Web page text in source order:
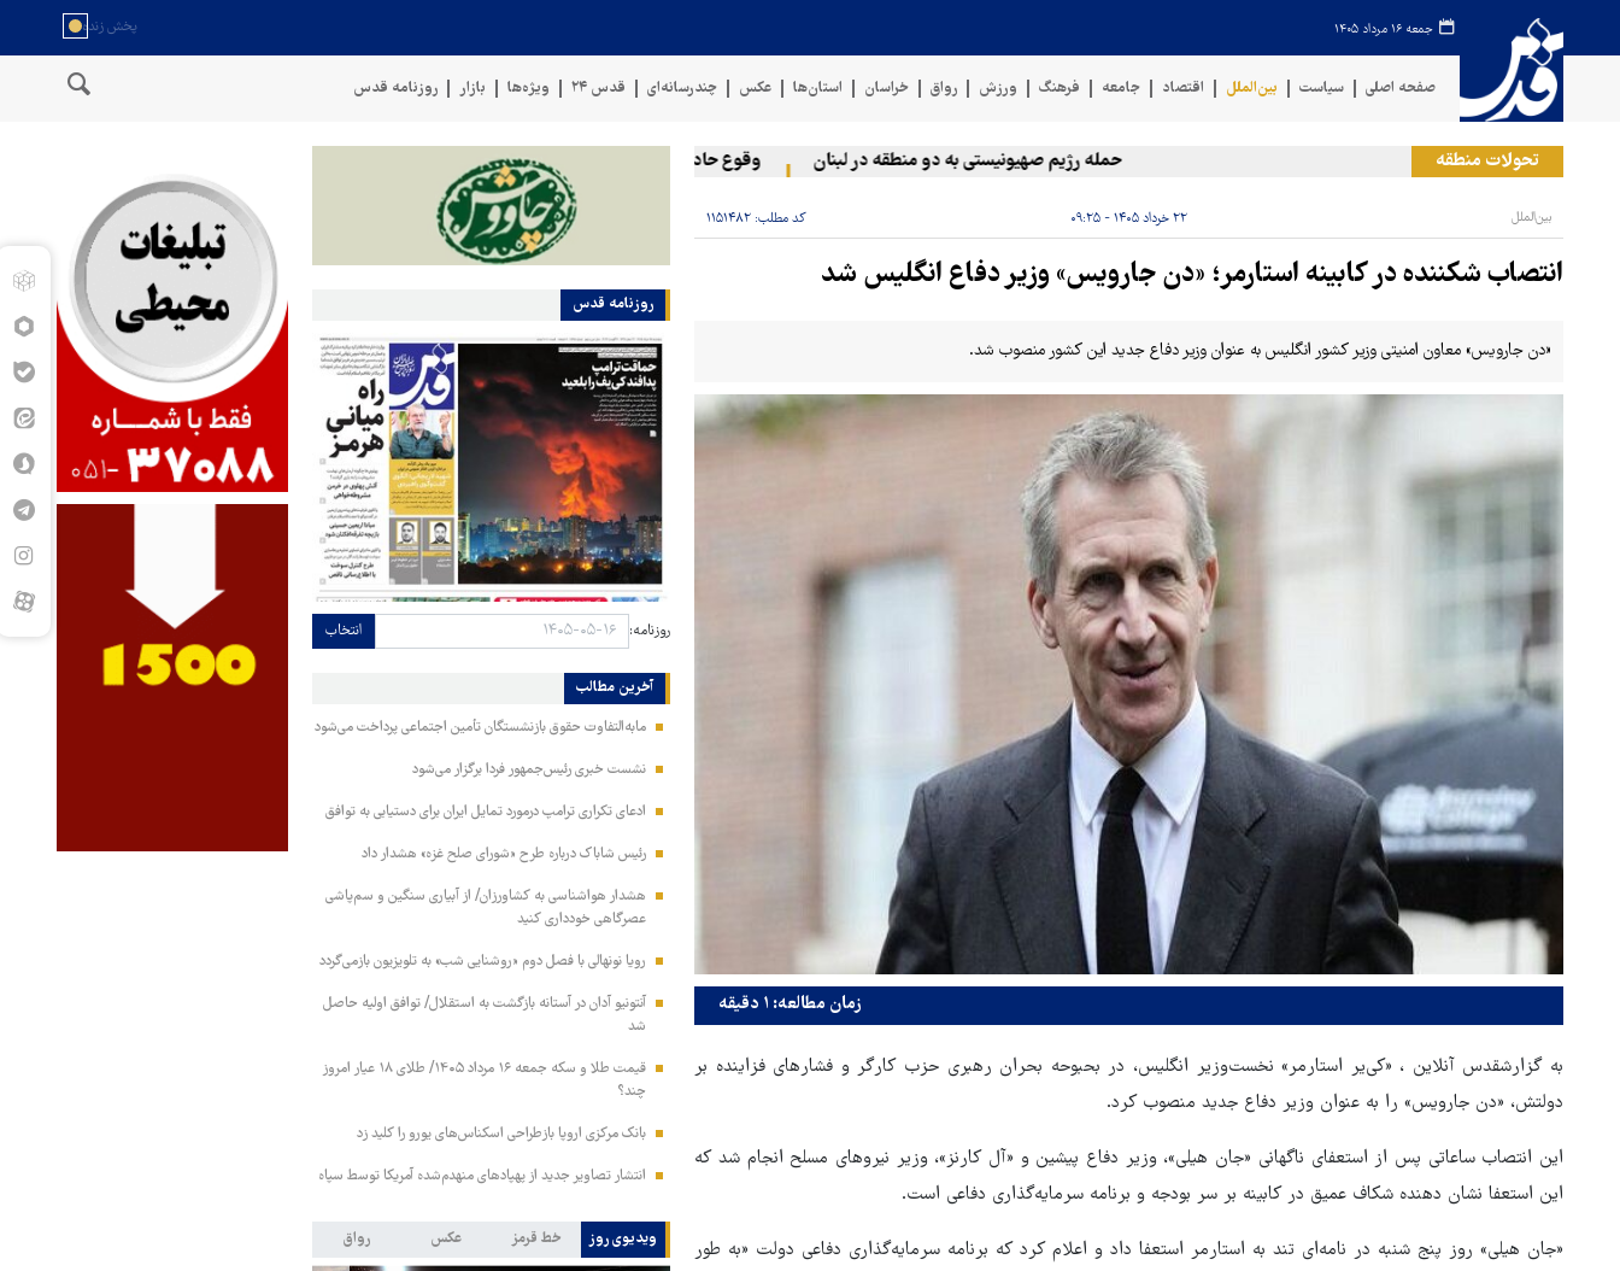
جمعه ۱۶ مرداد ۱۴۰۵
صفحه اصلی سیاست بین‌الملل اقتصاد جامعه فرهنگ ورزش رواق خراسان استان‌ها عکس چندرسانه‌ای قدس ۲۴ ویژه‌ها بازار روزنامه قدس
تحولات منطقه حمله رژیم صهیونیستی به دو منطقه در لبنان وقوع حادثه دریایی در سواحل عمان سخنگوی نیروهای مسلح یمن: کشتی نفتی عربستان را با موشک
بین‌الملل ۲۲ خرداد ۱۴۰۵ - ۰۹:۲۵ کد مطلب: ۱۱۵۱۴۸۲
انتصاب شکننده در کابینه استارمر؛ «دن جارویس» وزیر دفاع انگلیس شد
«دن جارویس» معاون امنیتی وزیر کشور انگلیس به عنوان وزیر دفاع جدید این کشور منصوب شد.
زمان مطالعه: ۱ دقیقه
به گزارشقدس آنلاین ، «کی‌یر استارمر» نخست‌وزیر انگلیس، در بحبوحه بحران رهبری حزب کارگر و فشارهای فزاینده بر
دولتش، «دن جارویس» را به عنوان وزیر دفاع جدید منصوب کرد.
این انتصاب ساعاتی پس از استعفای ناگهانی «جان هیلی»، وزیر دفاع پیشین و «آل کارنز»، وزیر نیروهای مسلح انجام شد که
این استعفا نشان‌ دهنده شکاف عمیق در کابینه بر سر بودجه و برنامه سرمایه‌گذاری دفاعی است.
«جان هیلی» روز پنج شنبه در نامه‌ای تند به استارمر استعفا داد و اعلام کرد که برنامه سرمایه‌گذاری دفاعی دولت «به طور
روزنامه قدس
روزنامه: انتخاب
آخرین مطالب
مابه‌التفاوت حقوق بازنشستگان تأمین اجتماعی پرداخت می‌شود
نشست خبری رئیس‌جمهور فردا برگزار می‌شود
ادعای تکراری ترامپ درمورد تمایل ایران برای دستیابی به توافق
رئیس شاباک درباره طرح «شورای صلح غزه» هشدار داد
هشدار هواشناسی به کشاورزان/ از آبیاری سنگین و سم‌پاشی
عصرگاهی خودداری کنید
رویا نونهالی با فصل دوم «روشنایی شب» به تلویزیون بازمی‌گردد
آنتونیو آدان در آستانه بازگشت به استقلال/ توافق اولیه حاصل
شد
قیمت طلا و سکه جمعه ۱۶ مرداد ۱۴۰۵/ طلای ۱۸ عیار امروز
چند؟
بانک مرکزی اروپا بازطراحی اسکناس‌های یورو را کلید زد
انتشار تصاویر جدید از پهپادهای منهدم‌شده آمریکا توسط سپاه
ویدیوی روز خط قرمز عکس رواق